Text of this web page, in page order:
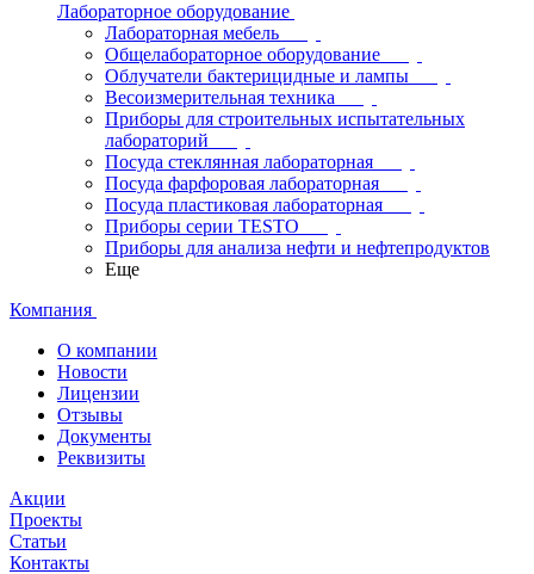
Лабораторное оборудование
Лабораторная мебель
Общелабораторное оборудование
Облучатели бактерицидные и лампы
Весоизмерительная техника
Приборы для строительных испытательных
лабораторий
Посуда стеклянная лабораторная
Посуда фарфоровая лабораторная
Посуда пластиковая лабораторная
Приборы серии TESTO
Приборы для анализа нефти и нефтепродуктов
Еще
Компания
О компании
Новости
Лицензии
Отзывы
Документы
Реквизиты
Акции
Проекты
Статьи
Контакты